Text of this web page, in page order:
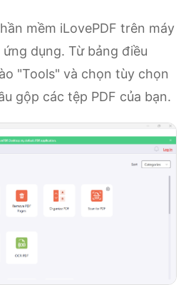
mềm iLovePDF trên máy
dụng. Từ bảng điều
"Tools" và chọn tùy chọn
gộp các tệp PDF của bạn.